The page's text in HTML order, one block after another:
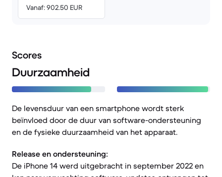
Vanaf: 902.50 EUR
Scores
Duurzaamheid
De levensduur van een smartphone wordt sterk
beïnvloed door de duur van software-ondersteuning
en de fysieke duurzaamheid van het apparaat.
Release en ondersteuning:
De iPhone 14 werd uitgebracht in september 2022 en